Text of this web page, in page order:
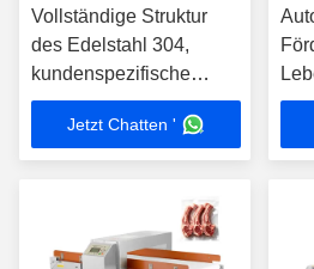
Vollständige Struktur
des Edelstahl 304,
kundenspezifische
Tunnelgröße,
Lebensmittel-
Metalldetektor mit
Jetzt Chatten '